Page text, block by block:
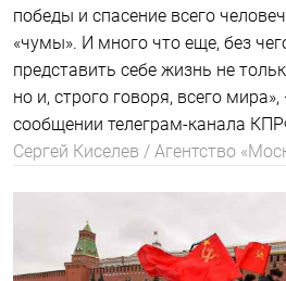
победы и спасение всего
«чумы». И много что еще, без
представить себе жизнь не
но и, строго говоря, всего
сообщении телеграм-канала
Сергей Киселев / Агентство